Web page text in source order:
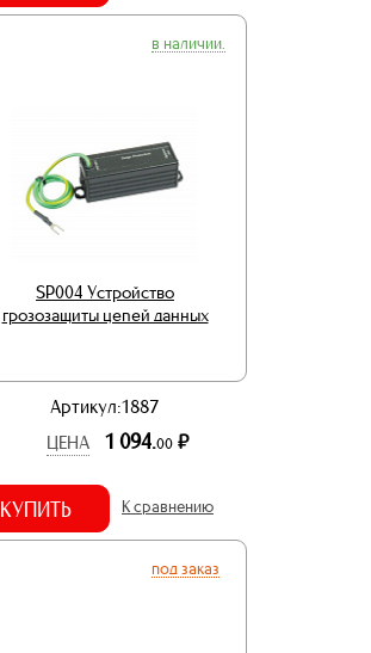
в наличии.
SP004 Устройство
грозозащиты цепей данных
Артикул:1887
ЦЕНА
1 094.00 р.
КУПИТЬ К сравнению
под заказ